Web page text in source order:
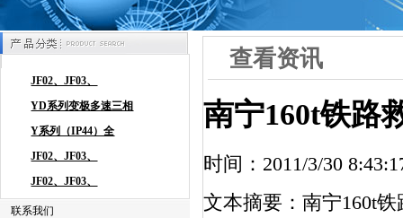
联系我们
查看资讯
南宁160t铁路
时间：2011/3/30
文本摘要：南宁160t